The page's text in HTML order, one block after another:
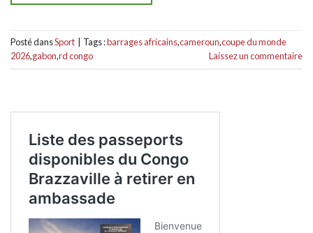
Posté dansSport Tags :barrages africains,cameroun,coupe du monde
2026,gabon,rd congo Laissez un commentaire